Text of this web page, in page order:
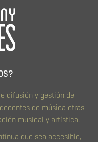
difusión y gestión de
de música otras
musical y artística.
que sea accesible,